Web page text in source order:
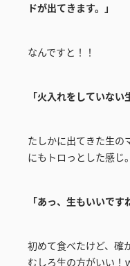
ドが出てきます。」
なんですと！！
「火入れをしていない
たしかに出てきた生の
にもトロっとした感じ。
「あっ、生もいいです
初めて食べたけど、確
むしろ生の方がいい！